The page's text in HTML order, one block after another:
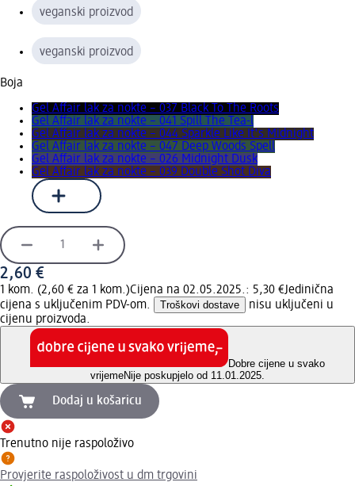
veganski proizvod
veganski proizvod
Boja
Gel Affair lak za nokte – 037 Black To The Roots
Gel Affair lak za nokte – 041 Spill The Tea-l
Gel Affair lak za nokte – 044 Sparkle Like It's Midnight
Gel Affair lak za nokte – 047 Deep Woods Spell
Gel Affair lak za nokte – 026 Midnight Dusk
Gel Affair lak za nokte – 039 Double Shot Diva
2,60 €
1 kom. (2,60 € za 1 kom.)Cijena na 02.05.2025.: 5,30 €Jedinična
cijena s uključenim PDV-om.
Troškovi dostave
nisu uključeni u
cijenu proizvoda.
Dobre cijene u svako
vrijemeNije poskupjelo od 11.01.2025.
Dodaj u košaricu
Trenutno nije raspoloživo
Provjerite raspoloživost u dm trgovini